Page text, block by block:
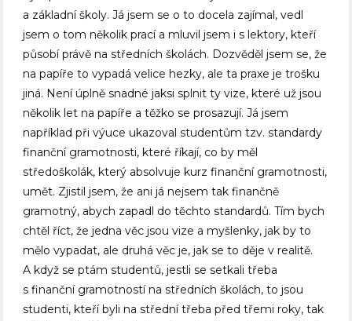
a základní školy. Já jsem se o to docela zajímal, vedl
jsem o tom několik prací a mluvil jsem i s lektory, kteří
působí právě na středních školách. Dozvěděl jsem se, že
na papíře to vypadá velice hezky, ale ta praxe je trošku
jiná. Není úplně snadné jaksi splnit ty vize, které už jsou
několik let na papíře a těžko se prosazují. Já jsem
například při výuce ukazoval studentům tzv. standardy
finanční gramotnosti, které říkají, co by měl
středoškolák, který absolvuje kurz finanční gramotnosti,
umět. Zjistil jsem, že ani já nejsem tak finančně
gramotný, abych zapadl do těchto standardů. Tím bych
chtěl říct, že jedna věc jsou vize a myšlenky, jak by to
mělo vypadat, ale druhá věc je, jak se to děje v realitě.
A když se ptám studentů, jestli se setkali třeba
s finanční gramotností na středních školách, to jsou
studenti, kteří byli na střední třeba před třemi roky, tak